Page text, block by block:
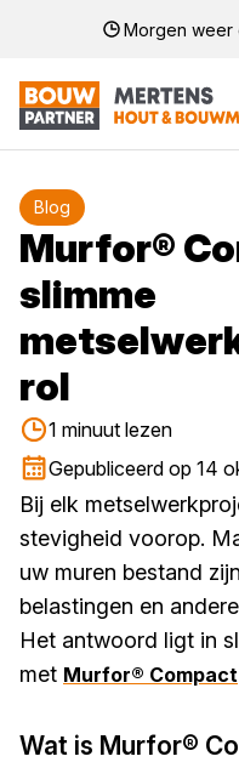
Morgen weer
Blog
Murfor®
slimme
rol
1 minuut lezen
Gepubliceerd op 14
Bij elk
stevigheid voorop.
uw muren bestand
belastingen en
Het antwoord ligt in
met Murfor® Compact
Wat is Murfor®